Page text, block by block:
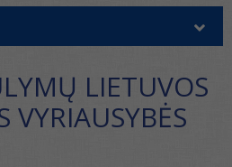
LIETUVOS
VYRIAUSYBĖS